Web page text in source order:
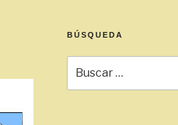
BÚSQUEDA
por: